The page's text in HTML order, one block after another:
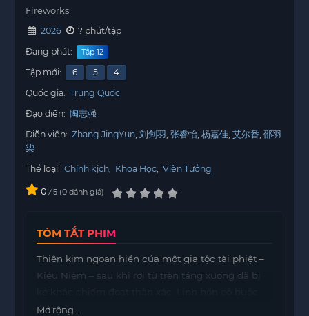
Fireworks
2026
? phút/tập
Đang phát:
Tập 12
Tập mới: 6 5
4
Quốc gia: Trung Quốc
Đạo diễn: 陶志强
Diễn viên: Zhang JingYun 刘剑羽 张睿怡 杨嘉佳 艾尔番 邵羽
柒
Thể loại: Chính kịch Khoa Học Viễn Tưởng
0 / 5 0 đánh giá
TÓM TẮT PHIM
Thiên kim ngoan hiền của một gia tộc tài phiệt –
Kiều Niệm – sau khi rơi từ trên tầng xuống đã bị
phải nhập vào cơ thể của Giang Trạch Thần. Nếu
Mở rộng...